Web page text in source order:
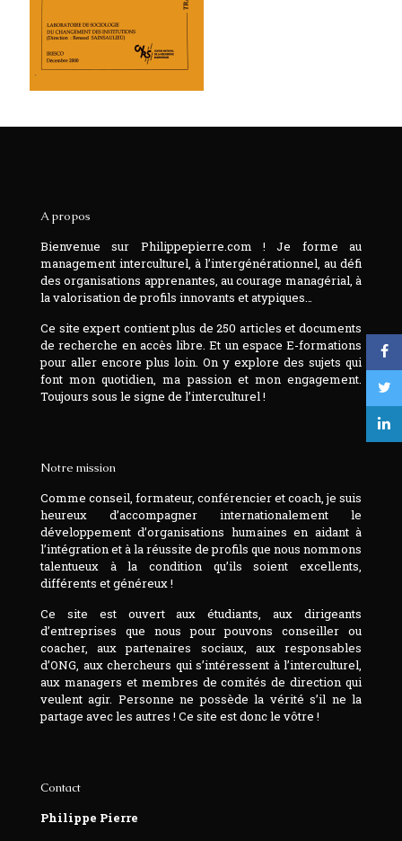
A propos
Bienvenue sur Philippepierre.com ! Je forme au
management interculturel, à l’intergénérationnel, au défi
des organisations apprenantes, au courage managérial, à
la valorisation de profils innovants et atypiques…
Ce site expert contient plus de 250 articles et documents
de recherche en accès libre. Et un espace E-formations
pour aller encore plus loin. On y explore des sujets qui
font mon quotidien, ma passion et mon engagement.
Toujours sous le signe de l’interculturel !
Notre mission
Comme conseil, formateur, conférencier et coach, je suis
heureux d’accompagner internationalement le
développement d’organisations humaines en aidant à
l’intégration et à la réussite de profils que nous nommons
talentueux à la condition qu’ils soient excellents,
différents et généreux !
Ce site est ouvert aux étudiants, aux dirigeants
d’entreprises que nous pour pouvons conseiller ou
coacher, aux partenaires sociaux, aux responsables
d’ONG, aux chercheurs qui s’intéressent à l’interculturel,
aux managers et membres de comités de direction qui
veulent agir. Personne ne possède la vérité s’il ne la
partage avec les autres ! Ce site est donc le vôtre !
Contact
Philippe Pierre